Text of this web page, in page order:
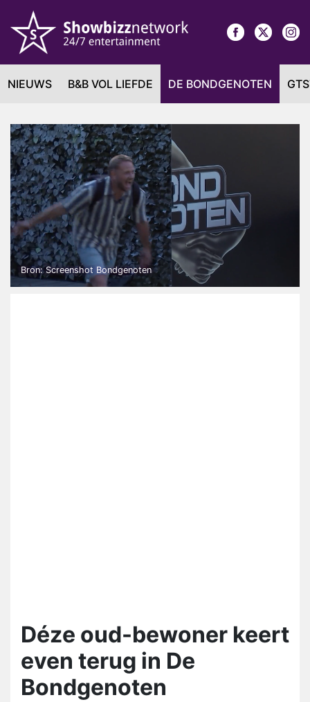
NIEUWS B&B VOL LIEFDE DE BONDGENOTEN
Bron: Screenshot Bondgenoten
Déze oud-bewoner keert
even terug in De
Bondgenoten